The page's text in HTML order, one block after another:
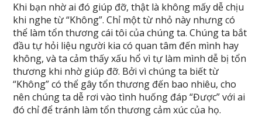
Khi bạn nhờ ai đó giúp đỡ, thật là không mấy dễ chịu
khi nghe từ “Không”. Chỉ một từ nhỏ này nhưng có
thể làm tổn thương cái tôi của chúng ta. Chúng ta bắt
đầu tự hỏi liệu người kia có quan tâm đến mình hay
không, và ta cảm thấy xấu hổ vì tự làm mình dễ bị tổn
thương khi nhờ giúp đỡ. Bởi vì chúng ta biết từ
“Không” có thể gây tổn thương đến bao nhiêu, cho
nên chúng ta dễ rơi vào tình huống đáp “Được” với ai
đó chỉ để tránh làm tổn thương cảm xúc của họ.